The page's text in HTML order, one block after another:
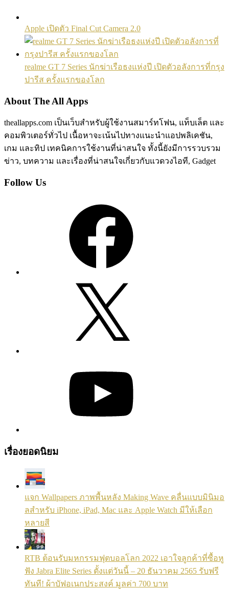
Apple เปิดตัว Final Cut Camera 2.0
realme GT 7 Series นักฆ่าเรือธงแห่งปี เปิดตัวอลังการที่กรุง
ปารีส ครั้งแรกของโลก
About The All Apps
theallapps.com เป็นเว็บสำหรับผู้ใช้งานสมาร์ทโฟน, แท็บเล็ต และ
คอมพิวเตอร์ทั่วไป เนื้อหาจะเน้นไปทางแนะนำแอปพลิเคชัน,
เกม และทิป เทคนิคการใช้งานที่น่าสนใจ ทั้งนี้ยังมีการรวบรวม
ข่าว, บทความ และเรื่องที่น่าสนใจเกี่ยวกับแวดวงไอที, Gadget
Follow Us
เรื่องยอดนิยม
แจก Wallpapers ภาพพื้นหลัง Making Wave คลื่นแบบมินิมอ
ลสำหรับ iPhone, iPad, Mac และ Apple Watch มีให้เลือก
หลายสี
RTB ต้อนรับมหกรรมฟุตบอลโลก 2022 เอาใจลูกค้าที่ซื้อหู
ฟัง Jabra Elite Series ตั้งแต่วันนี้ – 20 ธันวาคม 2565 รับฟรี
ทันที! ผ้าบัฟอเนกประสงค์ มูลค่า 700 บาท